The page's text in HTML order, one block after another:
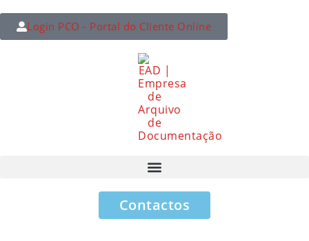
Login PCO - Portal do Cliente Online
Contactos